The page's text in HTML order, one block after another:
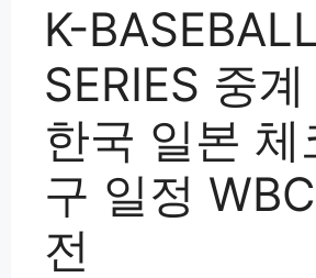
K-BASEBALL
SERIES 중
한국 일본 체
구 일정
전